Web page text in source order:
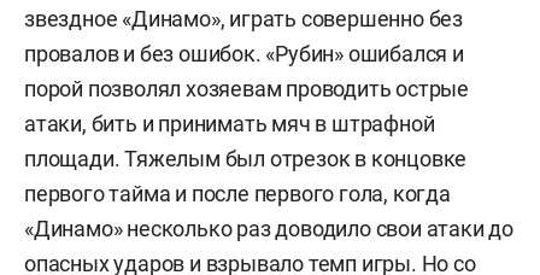
звездное «Динамо», играть совершенно без
провалов и без ошибок. «Рубин» ошибался и
порой позволял хозяевам проводить острые
атаки, бить и принимать мяч в штрафной
площади. Тяжелым был отрезок в концовке
первого тайма и после первого гола, когда
«Динамо» несколько раз доводило свои атаки до
опасных ударов и взрывало темп игры. Но со